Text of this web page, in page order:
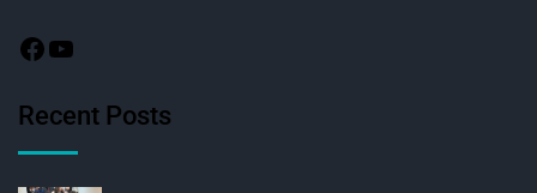
Recent Posts